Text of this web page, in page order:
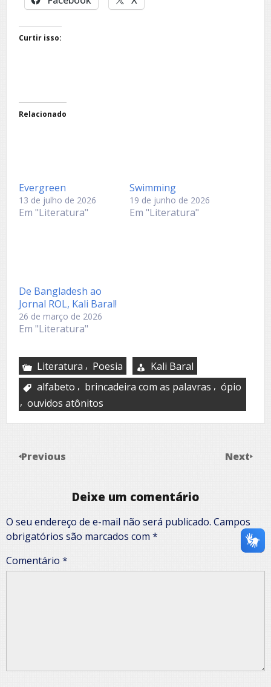
Curtir isso:
Relacionado
Evergreen
13 de julho de 2026
Em "Literatura"
Swimming
19 de junho de 2026
Em "Literatura"
De Bangladesh ao
Jornal ROL, Kali Baral!
26 de março de 2026
Em "Literatura"
Literatura , Poesia
Kali Baral
alfabeto , brincadeira com as palavras , ópio
, ouvidos atônitos
Previous Next
Deixe um comentário
O seu endereço de e-mail não será publicado. Campos
obrigatórios são marcados com *
Comentário *